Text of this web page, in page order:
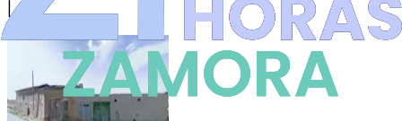
Categoría: